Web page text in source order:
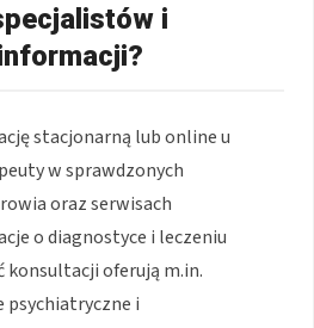
i
stacjonarną lub online u
w sprawdzonych
oraz serwisach
o diagnostyce i leczeniu
konsultacji oferują m.in.
i